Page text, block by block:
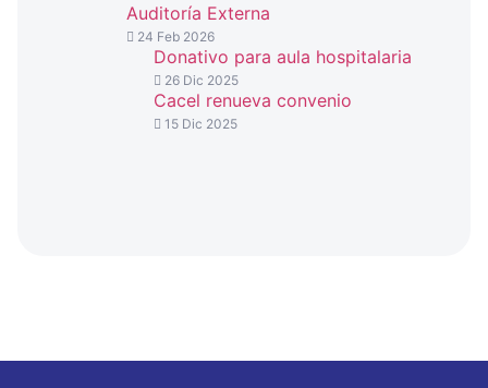
Auditoría Externa
24 Feb 2026
Donativo para aula hospitalaria
26 Dic 2025
Cacel renueva convenio
15 Dic 2025